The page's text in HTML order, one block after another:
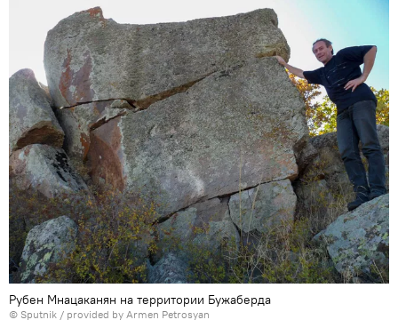
Рубен Мнацаканян на территории Бужабердa
© Sputnik / provided by Armen Petrosyan